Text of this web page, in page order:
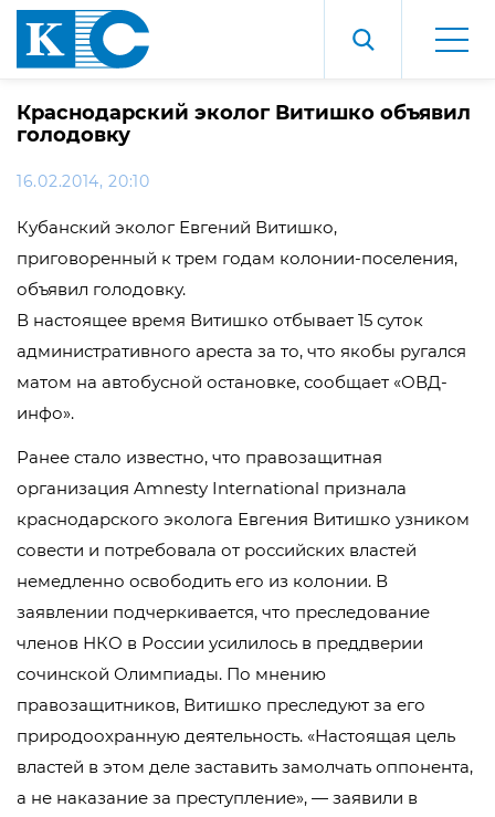
Краснодарский эколог Витишко объявил
голодовку
16.02.2014, 20:10
Кубанский эколог Евгений Витишко,
приговоренный к трем годам колонии-поселения,
объявил голодовку.
В настоящее время Витишко отбывает 15 суток
административного ареста за то, что якобы ругался
матом на автобусной остановке, сообщает «ОВД-
инфо».
Ранее стало известно, что правозащитная
организация Amnesty International признала
краснодарского эколога Евгения Витишко узником
совести и потребовала от российских властей
немедленно освободить его из колонии. В
заявлении подчеркивается, что преследование
членов НКО в России усилилось в преддверии
сочинской Олимпиады. По мнению
правозащитников, Витишко преследуют за его
природоохранную деятельность. «Настоящая цель
властей в этом деле заставить замолчать оппонента,
а не наказание за преступление», — заявили в